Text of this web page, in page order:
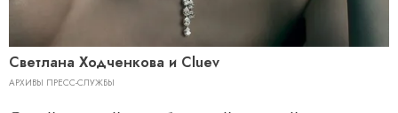
Светлана Ходченкова и Cluev
АРХИВЫ ПРЕСС-СЛУЖБЫ